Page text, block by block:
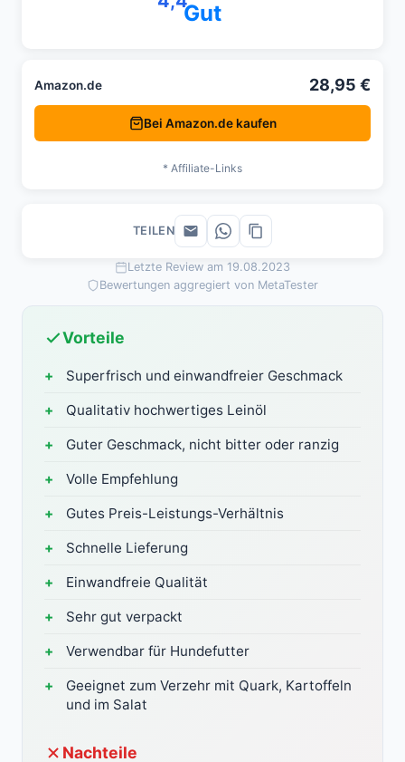
Letzte Review am 19.08.2023
Bewertungen aggregiert von MetaTester
Vorteile
Superfrisch und einwandfreier Geschmack
Qualitativ hochwertiges Leinöl
Guter Geschmack, nicht bitter oder ranzig
Volle Empfehlung
Gutes Preis-Leistungs-Verhältnis
Schnelle Lieferung
Einwandfreie Qualität
Sehr gut verpackt
Verwendbar für Hundefutter
Geeignet zum Verzehr mit Quark, Kartoffeln
und im Salat
Nachteile
Gut
Amazon.de 28,95 €
Bei Amazon.de kaufen
* Affiliate-Links
TEILEN